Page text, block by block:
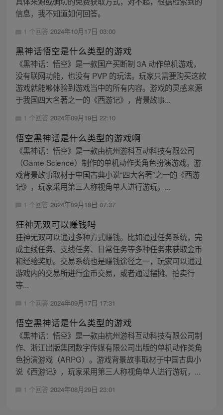
信息，我不知道如何回答。
1 个回答 2024年10月17日 03:00
黑神话悟空是什么类型的游戏
《黑神话：悟空》是一款国产买断制 3A 动作单机游戏，
没有联网功能，也没有 PVP 的玩法。玩家只需要购买这款
游戏就能够体验到游戏当中的所有内容。游戏的灵感来源
于我国四大名著之一的《西游记》，背景故事...
1 个回答 2024年09月19日 22:10
悟空黑神话是什么类型的游戏啊
《黑神话：悟空》是一款由杭州游科互动科技有限公司
（Game Science）制作的单机动作类角色扮演游戏。游
戏背景故事取材于中国古典小说“四大名著”之一的《西游
记》，玩家采用第三人称视角单人进行游玩，...
1 个回答 2024年09月18日 07:37
狂神无双可以赚钱吗
狂神无双可以通过多种方式赚钱。比如通过任务系统，完
成主线任务、支线任务、日常任务等多种任务来获取金币
和经验奖励。交易系统也是赚钱途径之一，玩家可以通过
游戏内的交易所进行金币交易，或者通过摆摊、拍卖行
等...
1 个回答 2024年09月17日 17:31
悟空黑神话是什么类型的游戏
《黑神话：悟空》是一款由杭州游科互动科技有限公司制
作、浙江出版集团数字传媒有限公司出版的单机动作类角
色扮演游戏（ARPG）。游戏背景故事取材于中国古典小
说《西游记》，玩家采用第三人称视角单人进行游玩，...
1 个回答 2024年08月29日 23:01